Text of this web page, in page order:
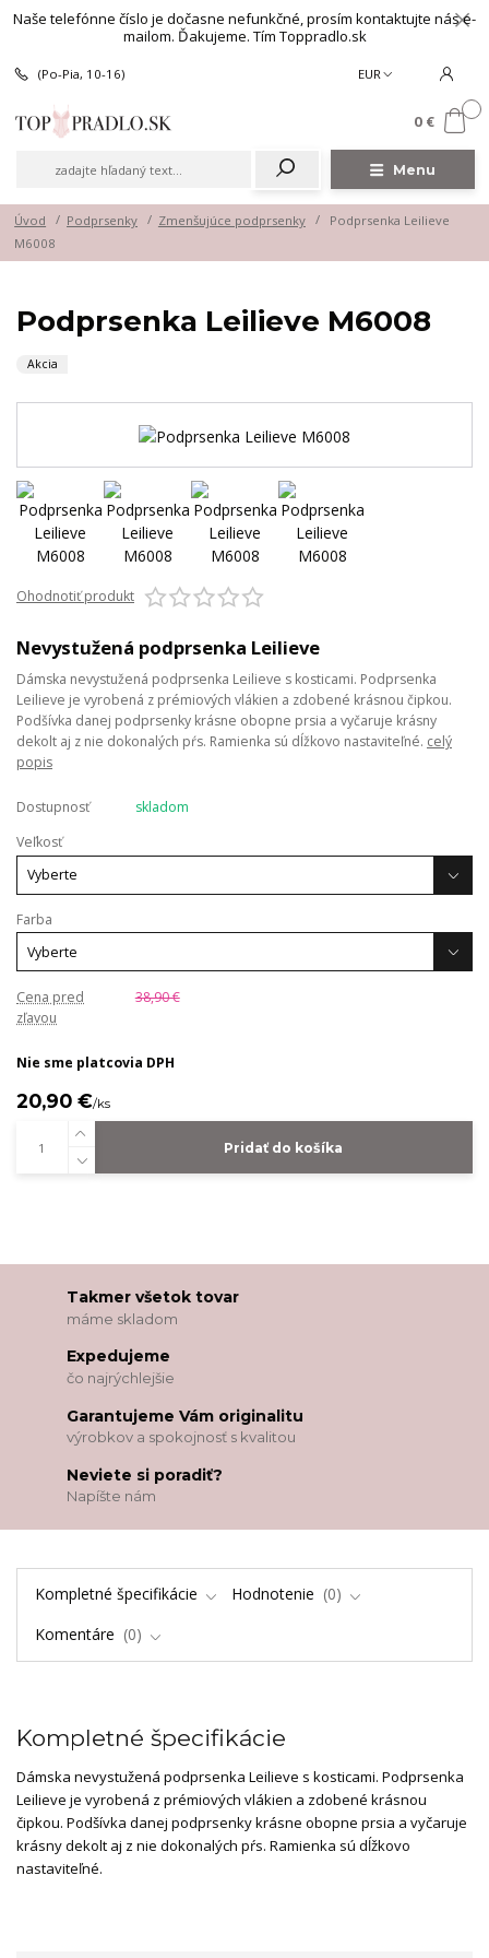
Naše telefónne číslo je dočasne nefunkčné, prosím kontaktujte nás e-
mailom. Ďakujeme. Tím Toppradlo.sk
Menu
EUR
(Po-Pia, 10-16)
0 €
Úvod Podprsenky Zmenšujúce podprsenky
Podprsenka Leilieve
M6008
Podprsenka Leilieve M6008
Akcia
Ohodnotiť produkt
Nevystužená podprsenka Leilieve
Dámska nevystužená podprsenka Leilieve s kosticami. Podprsenka
Leilieve je vyrobená z prémiových vlákien a zdobené krásnou čipkou.
Podšívka danej podprsenky krásne obopne prsia a vyčaruje krásny
dekolt aj z nie dokonalých pŕs. Ramienka sú dĺžkovo nastaviteľné. celý
popis
Dostupnosť
skladom
Veľkosť
Farba
Cena pred
zľavou
38,90 €
Nie sme platcovia DPH
20,90 €/ks
Pridať do košíka
Takmer všetok tovar
máme skladom
Expedujeme
čo najrýchlejšie
Garantujeme Vám originalitu
výrobkov a spokojnosť s kvalitou
Neviete si poradiť?
Napíšte nám
Kompletné špecifikácie Hodnotenie
0
Komentáre
0
Kompletné špecifikácie
Dámska nevystužená podprsenka Leilieve s kosticami. Podprsenka
Leilieve je vyrobená z prémiových vlákien a zdobené krásnou
čipkou. Podšívka danej podprsenky krásne obopne prsia a vyčaruje
krásny dekolt aj z nie dokonalých pŕs. Ramienka sú dĺžkovo
nastaviteľné.